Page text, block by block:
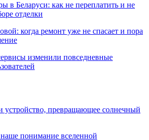
в Беларуси: как не переплатить и не
отделки
когда ремонт уже не спасает и пора
изменили повседневные
устройство, превращающее солнечный
понимание вселенной